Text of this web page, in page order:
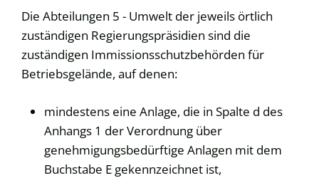
Die Abteilungen 5 - Umwelt der jeweils örtlich
zuständigen Regierungspräsidien sind die
zuständigen Immissionsschutzbehörden für
Betriebsgelände, auf denen:
mindestens eine Anlage, die in Spalte d des
Anhangs 1 der Verordnung über
genehmigungsbedürftige Anlagen mit dem
Buchstabe E gekennzeichnet ist,